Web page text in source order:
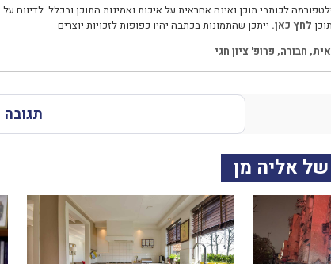
לכותבי תוכן ואינה אחראית על איכות ואמינות התוכן ובכלל. לדיווח
לחץ כאן. ייתכן שהתמונות בכתבה יהיו כפופות לזכויות יוצרים
, חבורה, פרופ' ציון חגי
תגובה
אליה מן